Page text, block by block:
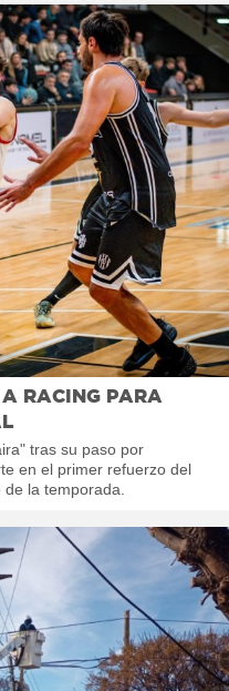
RACING PARA
tras su paso por
en el primer refuerzo del
la temporada.